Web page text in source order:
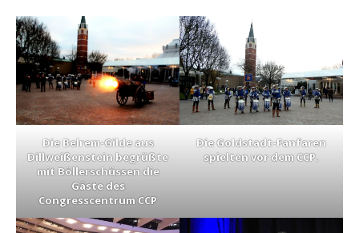
Die Belrem-Gilde aus
Dillweißenstein begrüßte
mit Böllerschüssen die
Gäste des
Congresscentrum CCP
Die Goldstadt-Fanfaren
spielten vor dem CCP.